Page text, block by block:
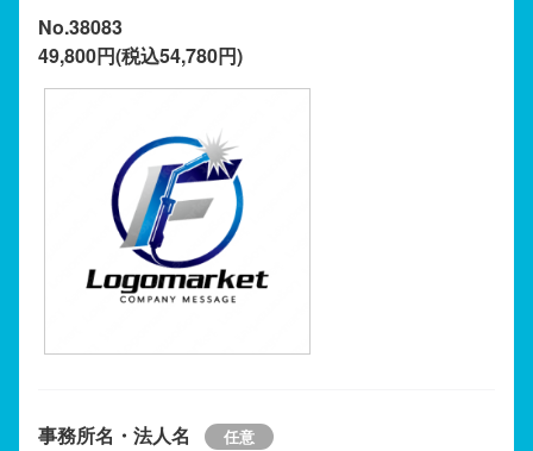
No.38083
49,800円(税込54,780円)
事務所名・法人名